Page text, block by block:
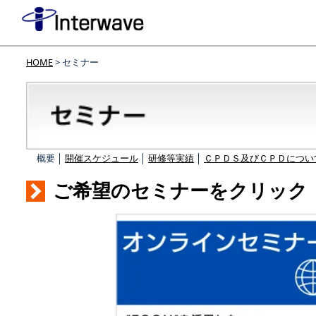
HOME> セミナー
概要 │ 開催スケジュール 研修等実績 ＣＰＤＳ及びＣＰＤにつ
ご希望のセミナーをクリック